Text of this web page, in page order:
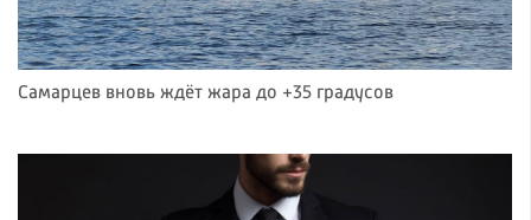
Самарцев вновь ждёт жара до +35 градусов